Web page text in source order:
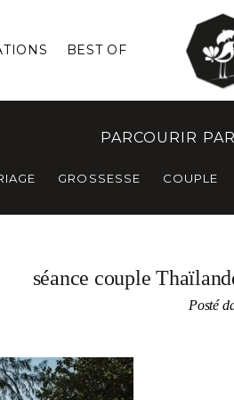
BEST OF
PARCOURIR
GROSSESSE COUPLE
séance couple
Posté